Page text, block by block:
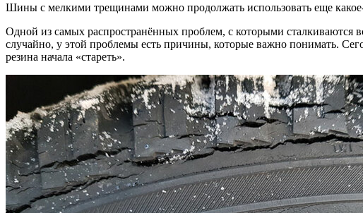
Шины с мелкими трещинами можно продолжать использовать еще
Одной из самых распространённых проблем, с которыми сталкиваются
случайно, у этой проблемы есть причины, которые важно понимать.
резина начала «стареть».